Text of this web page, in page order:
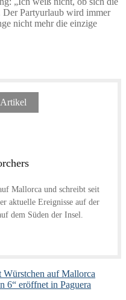
Partyurlaub wird immer
nicht mehr die einzige
Mallorca und schreibt seit
aktuelle Ereignisse auf der
dem Süden der Insel.
auf Mallorca
6“ eröffnet in Paguera